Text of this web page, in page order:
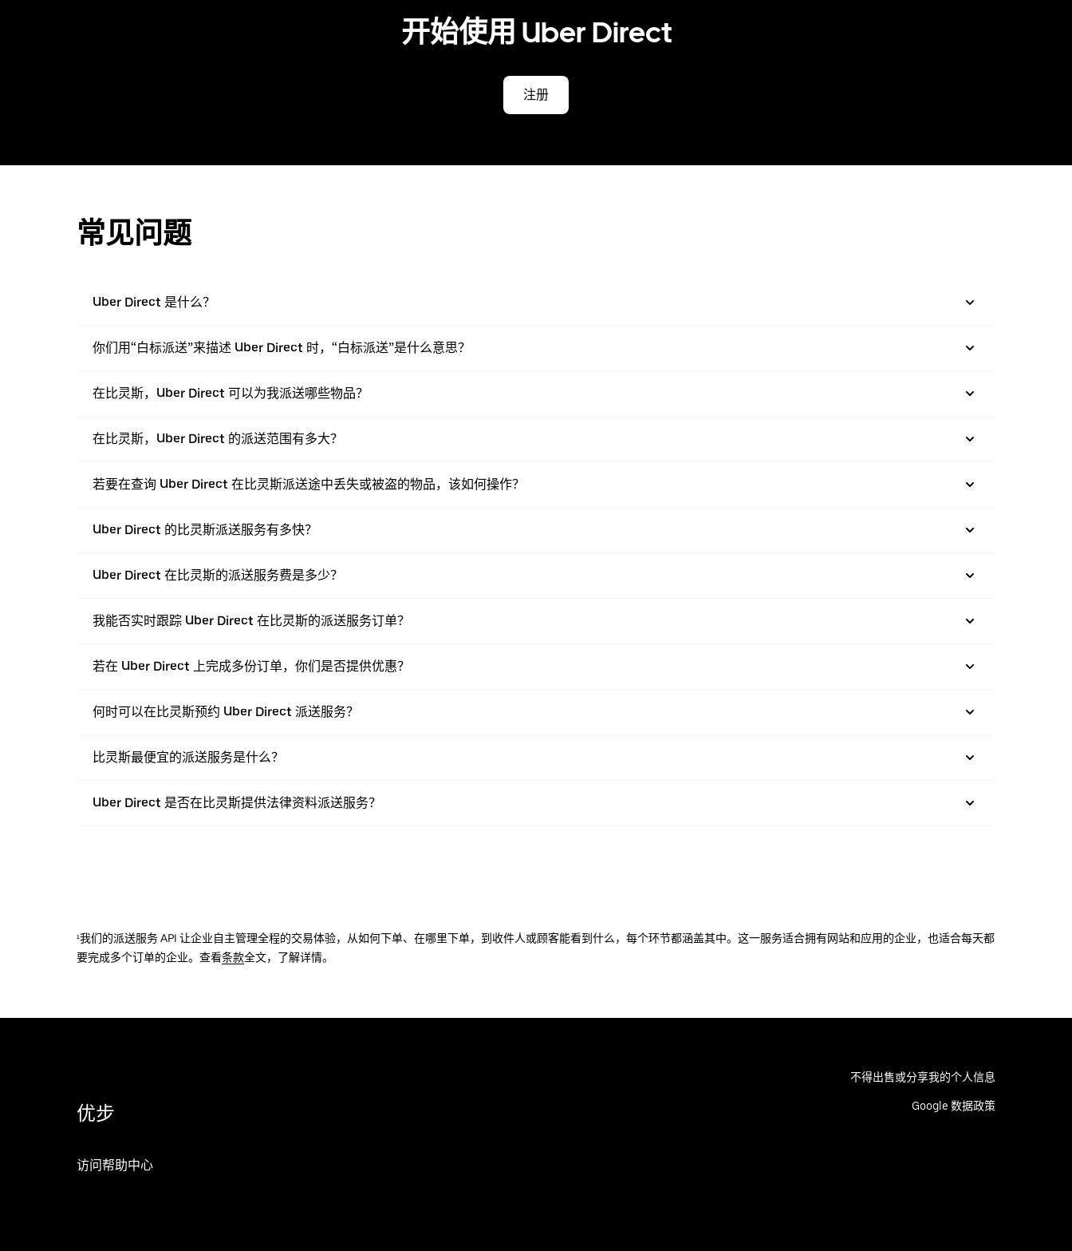
开始使用 Uber Direct
注册
常见问题
Uber Direct 是什么？
你们用“白标派送”来描述 Uber Direct 时，“白标派送”是什么意思？
在比灵斯，Uber Direct 可以为我派送哪些物品？
在比灵斯，Uber Direct 的派送范围有多大？
若要在查询 Uber Direct 在比灵斯派送途中丢失或被盗的物品，该如何操作？
Uber Direct 的比灵斯派送服务有多快？
Uber Direct 在比灵斯的派送服务费是多少？
我能否实时跟踪 Uber Direct 在比灵斯的派送服务订单？
若在 Uber Direct 上完成多份订单，你们是否提供优惠？
何时可以在比灵斯预约 Uber Direct 派送服务？
比灵斯最便宜的派送服务是什么？
Uber Direct 是否在比灵斯提供法律资料派送服务？
¹我们的派送服务 API 让企业自主管理全程的交易体验，从如何下单、在哪里下单，到收件人或顾客能看到什么，每个环节都涵盖其中。这一服务适合拥有网站和应用的企业，也适合每天都
要完成多个订单的企业。查看条款全文，了解详情。
优步
访问帮助中心
不得出售或分享我的个人信息
Google 数据政策